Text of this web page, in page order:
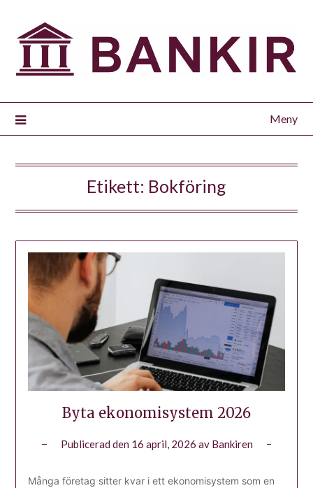
Meny
Etikett: Bokföring
Byta ekonomisystem 2026
Publicerad den 16 april, 2026 av Bankiren
Många företag sitter kvar i ett ekonomisystem som en